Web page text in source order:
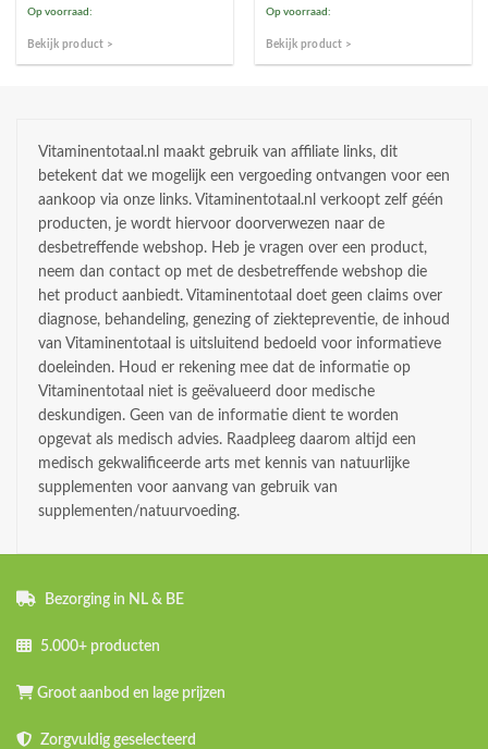
Op voorraad:
Bekijk product >
Op voorraad:
Bekijk product >
Vitaminentotaal.nl maakt gebruik van affiliate links, dit
betekent dat we mogelijk een vergoeding ontvangen voor een
aankoop via onze links. Vitaminentotaal.nl verkoopt zelf géén
producten, je wordt hiervoor doorverwezen naar de
desbetreffende webshop. Heb je vragen over een product,
neem dan contact op met de desbetreffende webshop die
het product aanbiedt. Vitaminentotaal doet geen claims over
diagnose, behandeling, genezing of ziektepreventie, de inhoud
van Vitaminentotaal is uitsluitend bedoeld voor informatieve
doeleinden. Houd er rekening mee dat de informatie op
Vitaminentotaal niet is geëvalueerd door medische
deskundigen. Geen van de informatie dient te worden
opgevat als medisch advies. Raadpleeg daarom altijd een
medisch gekwalificeerde arts met kennis van natuurlijke
supplementen voor aanvang van gebruik van
supplementen/natuurvoeding.
Bezorging in NL & BE
5.000+ producten
Groot aanbod en lage prijzen
Zorgvuldig geselecteerd